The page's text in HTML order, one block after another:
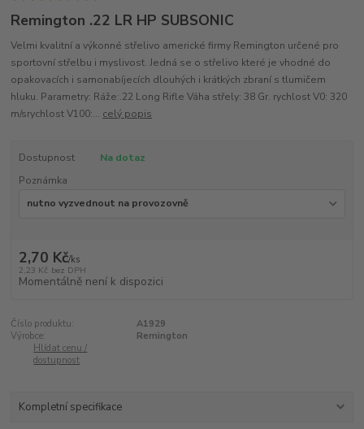
Remington .22 LR HP SUBSONIC
Velmi kvalitní a výkonné střelivo americké firmy Remington určené pro
sportovní střelbu i myslivost. Jedná se o střelivo které je vhodné do
opakovacích i samonabíjecích dlouhých i krátkých zbraní s tlumičem
hluku. Parametry: Ráže:.22 Long Rifle Váha střely: 38 Gr. rychlost V0: 320
m/srychlost V100:... celý popis
Dostupnost
Na dotaz
Poznámka
2,70 Kč/ks
2,23 Kč bez DPH
Momentálně není k dispozici
Číslo produktu:
A1929
Výrobce:
Remington
Hlídat cenu /
dostupnost
Kompletní specifikace